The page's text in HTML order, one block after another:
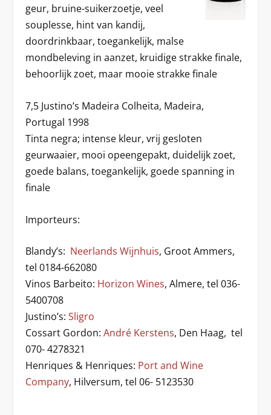
geur, bruine-suikerzoetje, veel
souplesse, hint van kandij,
doordrinkbaar, toegankelijk, malse
mondbeleving in aanzet, kruidige strakke finale,
behoorlijk zoet, maar mooie strakke finale
7,5 Justino’s Madeira Colheita, Madeira,
Portugal 1998
Tinta negra; intense kleur, vrij gesloten
geurwaaier, mooi opeengepakt, duidelijk zoet,
goede balans, toegankelijk, goede spanning in
finale
Importeurs:
Blandy’s: Neerlands Wijnhuis, Groot Ammers,
tel 0184-662080
Vinos Barbeito: Horizon Wines, Almere, tel 036-
5400708
Justino’s:Sligro
Cossart Gordon: André Kerstens, Den Haag, tel
070- 4278321
Henriques & Henriques: Port and Wine
Company, Hilversum, tel 06- 5123530